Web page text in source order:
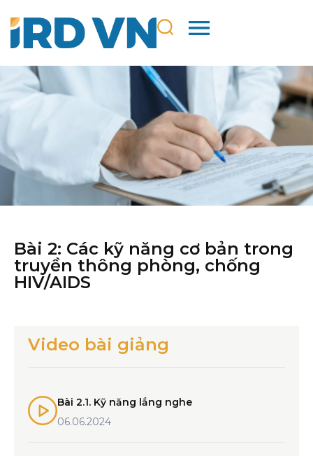
Bài 2: Các kỹ năng cơ bản trong
truyền thông phòng, chống
HIV/AIDS
Video bài giảng
Bài 2.1. Kỹ năng lắng nghe
06.06.2024